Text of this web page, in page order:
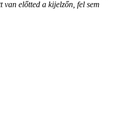
van előtted a kijelzőn, fel sem